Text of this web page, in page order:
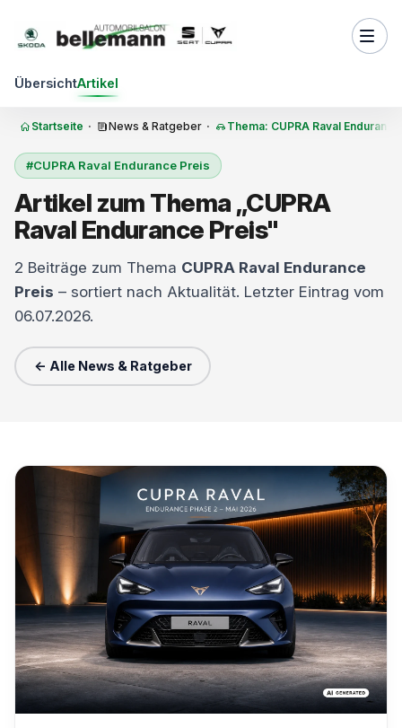
ÜbersichtArtikel
Startseite · News & Ratgeber · Thema: CUPRA Raval
#CUPRA Raval Endurance Preis
Artikel zum Thema „CUPRA
Raval Endurance Preis"
2 Beiträge zum Thema CUPRA Raval Endurance
Preis – sortiert nach Aktualität. Letzter Eintrag vom
06.07.2026.
← Alle News & Ratgeber